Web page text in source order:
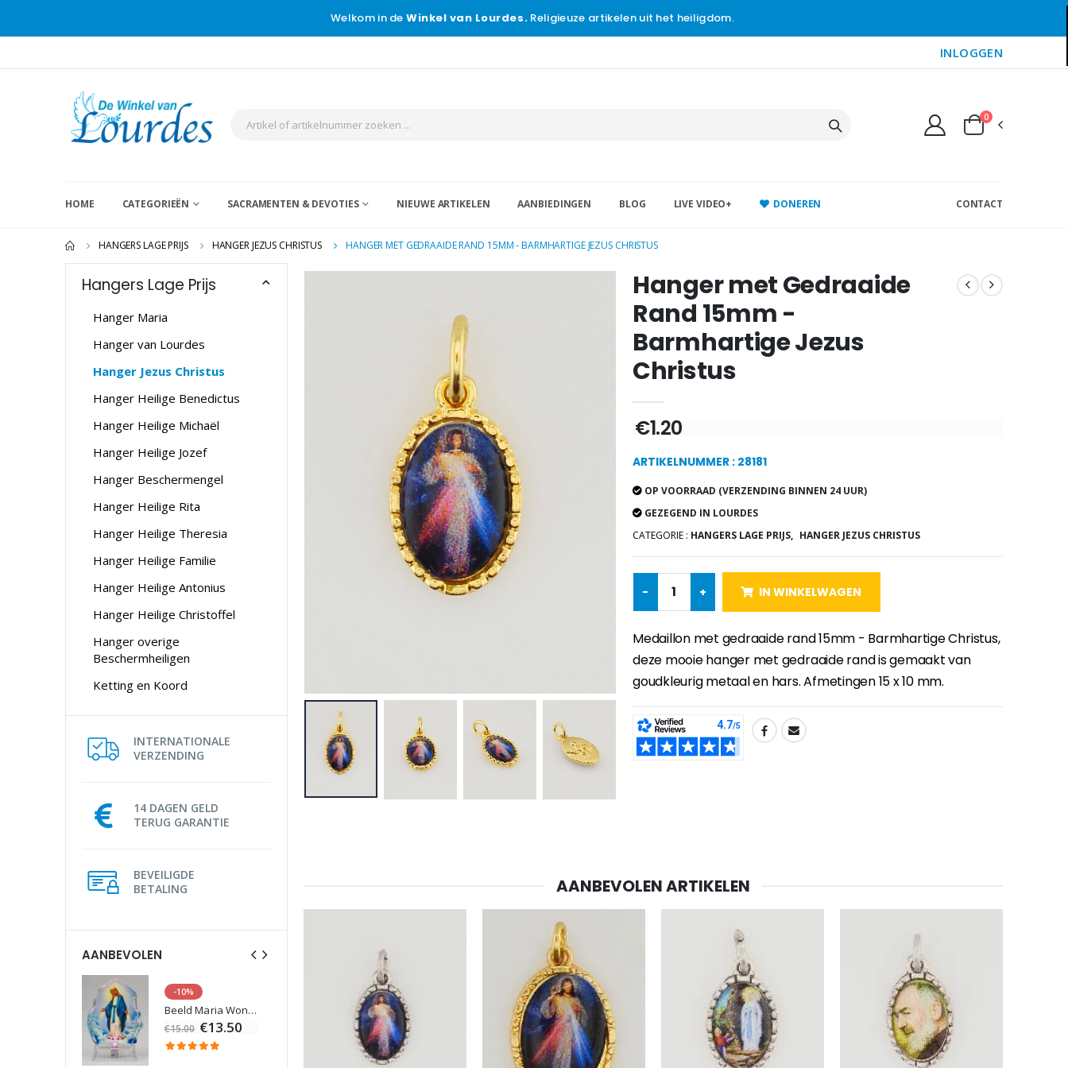
Welkom in deWinkel van Lourdes. Religieuze artikelen uit het heiligdom.
INLOGGEN
0
HOME CATEGORIEËN SACRAMENTEN & DEVOTIES NIEUWE ARTIKELEN AANBIEDINGEN BLOG LIVE VIDEO+ DONEREN CONTACT
HANGERS LAGE PRIJS HANGER JEZUS CHRISTUS HANGER MET GEDRAAIDE RAND 15MM - BARMHARTIGE JEZUS CHRISTUS
Hangers Lage Prijs
Hanger Maria
Hanger van Lourdes
Hanger Jezus Christus
Hanger Heilige Benedictus
Hanger Heilige Michaël
Hanger Heilige Jozef
Hanger Beschermengel
Hanger Heilige Rita
Hanger Heilige Theresia
Hanger Heilige Familie
Hanger Heilige Antonius
Hanger Heilige Christoffel
Hanger overige
Beschermheiligen
Ketting en Koord
INTERNATIONALE
VERZENDING
14 DAGEN GELD
TERUG GARANTIE
BEVEILIGDE
BETALING
AANBEVOLEN
-10%
Beeld Maria Wonderdadige Verlicht
€15.00 €13.50
-20%
€24.90 €19.92
-10%
€15.00 €13.50
Hanger met Gedraaide
Rand 15mm -
Barmhartige Jezus
Christus
€1.20
ARTIKELNUMMER : 28181
OP VOORRAAD (VERZENDING BINNEN 24 UUR)
GEZEGEND IN LOURDES
CATEGORIE : HANGERS LAGE PRIJS, HANGER JEZUS CHRISTUS
- + IN WINKELWAGEN
Medaillon met gedraaide rand 15mm - Barmhartige Christus,
deze mooie hanger met gedraaide rand is gemaakt van
goudkleurig metaal en hars. Afmetingen 15 x 10 mm.
SHARE:
AANBEVOLEN ARTIKELEN